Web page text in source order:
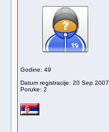
Godine: 49
Datum registracije: 20 Sep 2007
Poruke: 2